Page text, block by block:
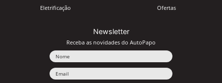
Eletrificação Ofertas
Newsletter
Receba as novidades do AutoPapo